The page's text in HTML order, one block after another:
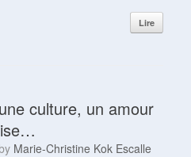
Lire
culture, un amour
Marie-Christine Kok Escalle